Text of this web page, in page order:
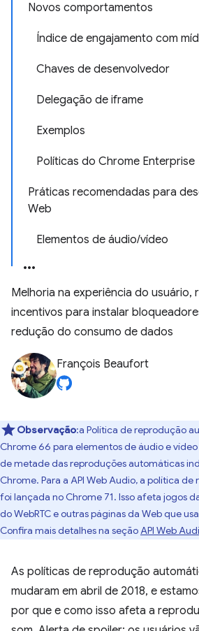
Novos comportamentos
Índice de engajamento com
Chaves de desenvolvedor
Delegação de iframe
Exemplos
Políticas do Chrome Enterprise
Práticas recomendadas para
Web
Elementos de áudio/vídeo
Melhoria na experiência do usuário,
incentivos para instalar
redução do consumo de dados
François Beaufort
Observação:a Política de reprodução
Chrome 66 para elementos de áudio e
de metade das reproduções automáticas
Chrome. Para a API Web Audio, a política
foi lançada no Chrome 71. Isso afeta jogos
do WebRTC e outras páginas da Web que
Confira mais detalhes na seçãoAPI Web
As políticas de reprodução
mudaram em abril de 2018, e
por que e como isso afeta a